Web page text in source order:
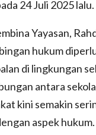
24 Juli 2025 lalu.
Yayasan,
hukum
di lingkungan
antara
kini semakin
aspek hukum.